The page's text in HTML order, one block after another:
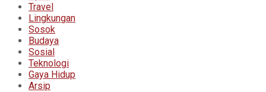
Travel
Lingkungan
Sosok
Budaya
Sosial
Teknologi
Gaya Hidup
Arsip